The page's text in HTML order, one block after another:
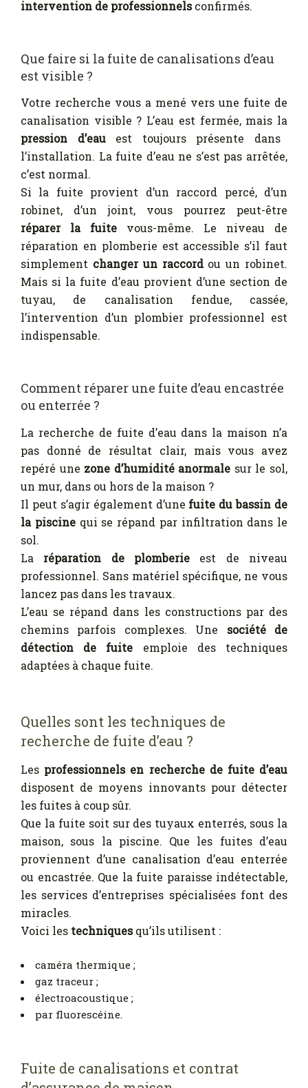
intervention de professionnelsconfirmés.
Que faire si la fuite de canalisations d’eau
est visible ?
Votre recherche vous a mené vers une fuite de
canalisation visible ? L’eau est fermée, mais la
pression d’eauest toujours présente dans
l’installation. La fuite d’eau ne s’est pas arrêtée,
c’est normal.
Si la fuite provient d’un raccord percé, d’un
robinet, d’un joint, vous pourrez peut-être
réparer la fuite vous-même. Le niveau de
réparation en plomberie est accessible s’il faut
simplement changer un raccord ou un robinet.
Mais si la fuite d’eau provient d’une section de
tuyau, de canalisation fendue, cassée,
l’intervention d’un plombier professionnel est
indispensable.
Comment réparer une fuite d’eau encastrée
ou enterrée ?
La recherche de fuite d’eau dans la maison n’a
pas donné de résultat clair, mais vous avez
repéré une zone d’humidité anormale sur le sol,
un mur, dans ou hors de la maison ?
Il peut s’agir également d’une fuite du bassin de
la piscinequi se répand par infiltration dans le
sol.
La réparation de plomberie est de niveau
professionnel. Sans matériel spécifique, ne vous
lancez pas dans les travaux.
L’eau se répand dans les constructions par des
chemins parfois complexes. Une société de
détection de fuite emploie des techniques
adaptées à chaque fuite.
Quelles sont les techniques de
recherche de fuite d’eau ?
Les professionnels en recherche de fuite d’eau
disposent de moyens innovants pour détecter
les fuites à coup sûr.
Que la fuite soit sur des tuyaux enterrés, sous la
maison, sous la piscine. Que les fuites d’eau
proviennent d’une canalisation d’eau enterrée
ou encastrée. Que la fuite paraisse indétectable,
les services d’entreprises spécialisées font des
miracles.
Voici les techniquesqu’ils utilisent :
caméra thermique ;
gaz traceur ;
électroacoustique ;
par fluorescéine.
Fuite de canalisations et contrat